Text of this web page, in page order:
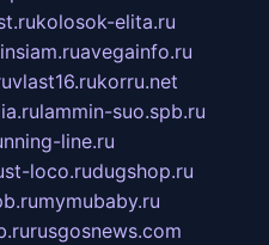
kolosok-elita.ru
insiam.ruavegainfo.ru
vlast16.rukorru.net
lammin-suo.spb.ru
line.ru
loco.rudugshop.ru
mymubaby.ru
rusgosnews.com